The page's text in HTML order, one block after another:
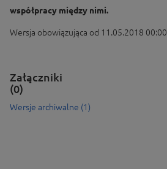
współpracy między nimi.
Wersja obowiązująca od 11.05.2018 00:00
Załączniki
(0)
Wersje archiwalne (1)